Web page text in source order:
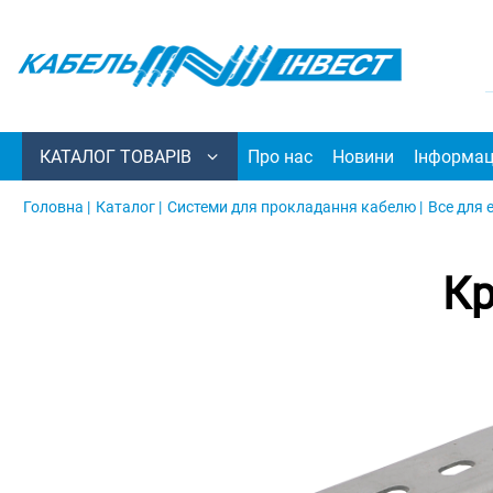
КАТАЛОГ ТОВАРІВ Про нас Новини
Головна | Каталог | Системи для прокладання кабелю | Все для